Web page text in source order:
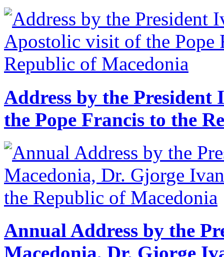
Address by the
the Pope Francis to the
Annual Address by the